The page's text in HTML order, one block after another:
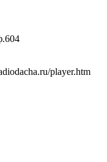
player.htm